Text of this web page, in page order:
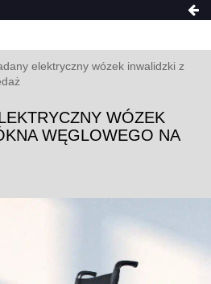
elektryczny wózek inwalidzki z
WÓZEK
WĘGLOWEGO NA